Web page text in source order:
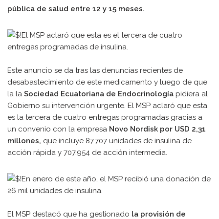
pública de salud entre 12 y 15 meses.
Este anuncio se da tras las denuncias recientes de
desabastecimiento de este medicamento y luego de que
la la Sociedad Ecuatoriana de Endocrinología pidiera al
Gobierno su intervención urgente. El MSP aclaró que esta
es la tercera de cuatro entregas programadas gracias a
un convenio con la empresa Novo Nordisk por USD 2,31
millones, que incluye 87.707 unidades de insulina de
acción rápida y 707.954 de acción intermedia.
El MSP destacó que ha gestionado la provisión de